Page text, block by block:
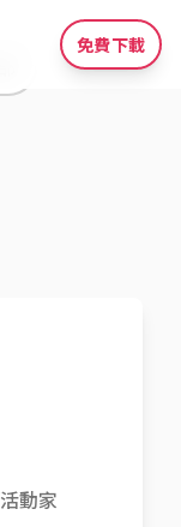
免費下載
動家